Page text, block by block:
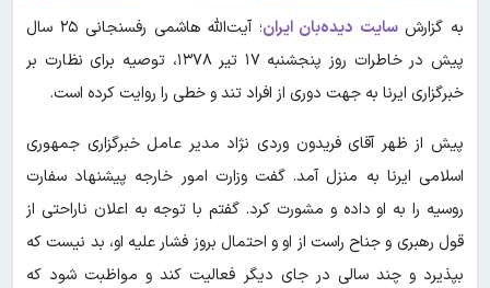
به گزارشسایت دیده‌بان ایران
؛ آیت‌الله هاشمی رفسنجانی ۲۵ سال
پیش در خاطرات روز پنجشنبه ۱۷ تیر ۱۳۷۸، توصیه برای نظارت بر
خبرگزاری ایرنا به جهت دوری از افراد تند و خطی را روایت کرده است.
پیش‌ از ظهر آقای فریدون وردی نژاد مدیر عامل خبرگزاری جمهوری
اسلامی ایرنا به منزل آمد. گفت وزارت امور خارجه پیشنهاد سفارت
روسیه را به او داده و مشورت کرد. گفتم با توجه به اعلان ناراحتی از
قول رهبری و جناح راست از او و احتمال بروز فشار علیه او، بد نیست که
بپذیرد و چند سالی در جای دیگر فعالیت کند و مواظبت شود که